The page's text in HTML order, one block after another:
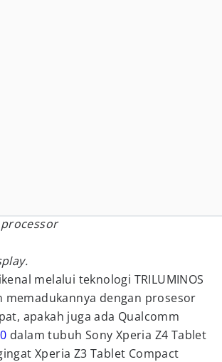
melalui teknologi TRILUMINOS
memadukannya dengan prosesor
apakah juga ada Qualcomm
dalam tubuh Sony Xperia Z4 Tablet
Xperia Z3 Tablet Compact